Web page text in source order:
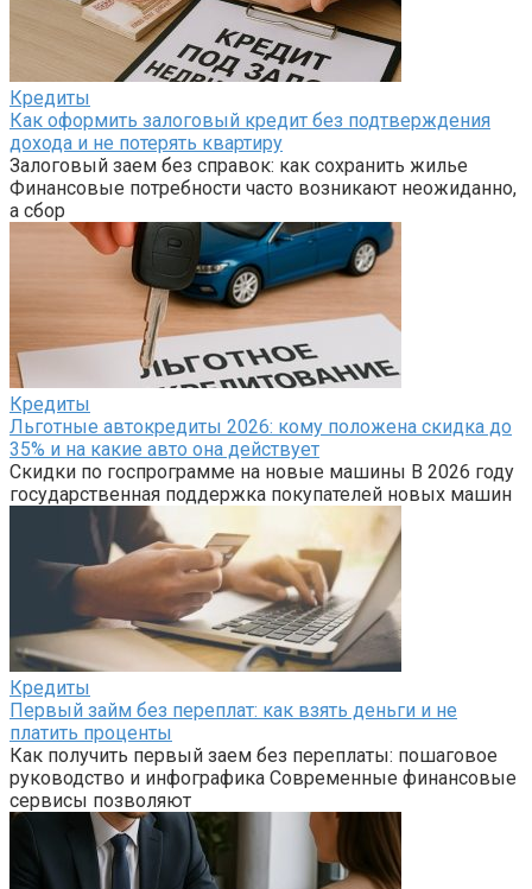
Кредиты
Как оформить залоговый кредит без подтверждения
дохода и не потерять квартиру
Залоговый заем без справок: как сохранить жилье
Финансовые потребности часто возникают неожиданно,
а сбор
Кредиты
Льготные автокредиты 2026: кому положена скидка до
35% и на какие авто она действует
Скидки по госпрограмме на новые машины В 2026 году
государственная поддержка покупателей новых машин
Кредиты
Первый займ без переплат: как взять деньги и не
платить проценты
Как получить первый заем без переплаты: пошаговое
руководство и инфографика Современные финансовые
сервисы позволяют